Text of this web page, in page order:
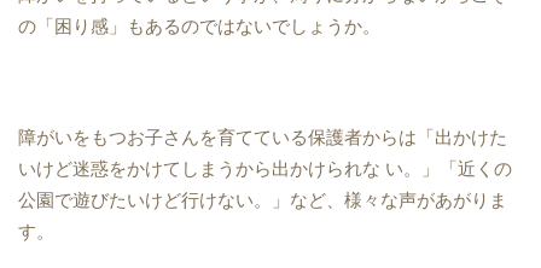
の「困り感」もあるのではないでしょうか。
障がいをもつお子さんを育てている保護者からは「出かけた
いけど迷惑をかけてしまうから出かけられな い。」「近くの
公園で遊びたいけど行けない。」など、様々な声があがりま
す。